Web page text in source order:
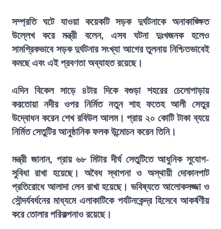
সম্প্রতি ঘটে যাওয়া কয়েকটি সড়ক দুর্ঘটনাকে অনাকাঙ্ক্ষিত
উল্লেখ করে মন্ত্রী বলেন, এসব ঘটনা দুঃখজনক হলেও
সামগ্রিকভাবে সড়ক দুর্ঘটনার সংখ্যা আগের তুলনায় নিশ্চিতভাবেই
কমছে এবং এই প্রবণতা অব্যাহত রয়েছে।
এদিন বিকেল সাড়ে ৪টার দিকে বগুড়া শহরের চেলোপাড়ায়
করতোয়া নদীর ওপর নির্মিত নতুন শাহ ফতেহ আলী সেতুর
উদ্বোধন করেন শেখ রবিউল আলম। প্রায় ২০ কোটি টাকা ব্যয়ে
নির্মিত সেতুটির আনুষ্ঠানিক ফলক উন্মোচন করেন তিনি।
মন্ত্রী জানান, প্রায় ৬৮ মিটার দীর্ঘ সেতুটিতে আধুনিক সুযোগ-
সুবিধা রাখা হয়েছে। অবৈধ স্থাপনা ও অস্থায়ী দোকানপাট
প্রতিরোধে আলাদা লেন রাখা হয়েছে। ভবিষ্যতে আলোকসজ্জা ও
সৌন্দর্যবর্ধনের মাধ্যমে এলাকাটিকে পর্যটনকেন্দ্র হিসেবে আকর্ষণীয়
করে তোলার পরিকল্পনাও রয়েছে।